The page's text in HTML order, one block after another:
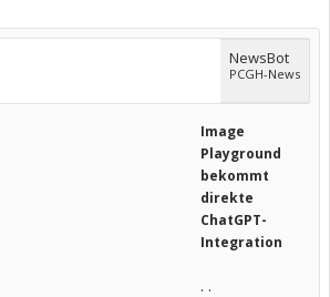
NewsBot
PCGH-News
Image
Playground
bekommt
direkte
ChatGPT-
Integration
. .